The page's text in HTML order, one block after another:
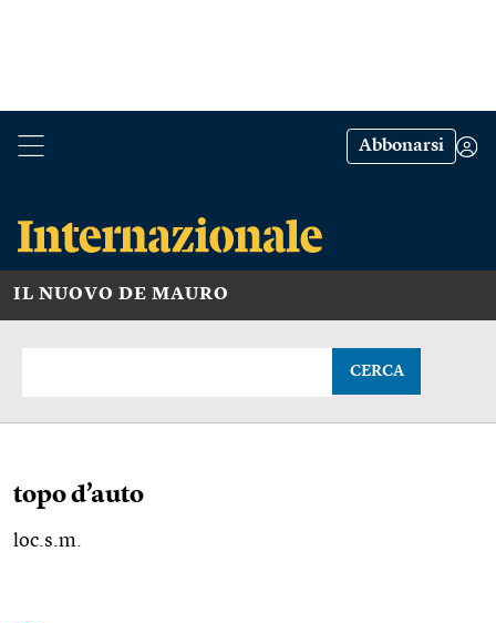
Abbonarsi
IL NUOVO DE MAURO
CERCA
topo d’auto
loc.s.m.